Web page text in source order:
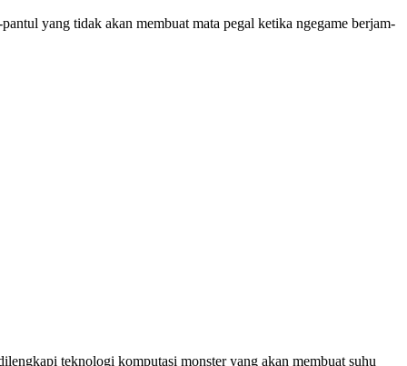
yang tidak akan membuat mata pegal ketika ngegame berjam-
teknologi komputasi monster yang akan membuat suhu